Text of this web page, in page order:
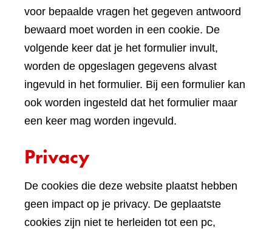
voor bepaalde vragen het gegeven antwoord
bewaard moet worden in een cookie. De
volgende keer dat je het formulier invult,
worden de opgeslagen gegevens alvast
ingevuld in het formulier. Bij een formulier kan
ook worden ingesteld dat het formulier maar
een keer mag worden ingevuld.
Privacy
De cookies die deze website plaatst hebben
geen impact op je privacy. De geplaatste
cookies zijn niet te herleiden tot een pc,